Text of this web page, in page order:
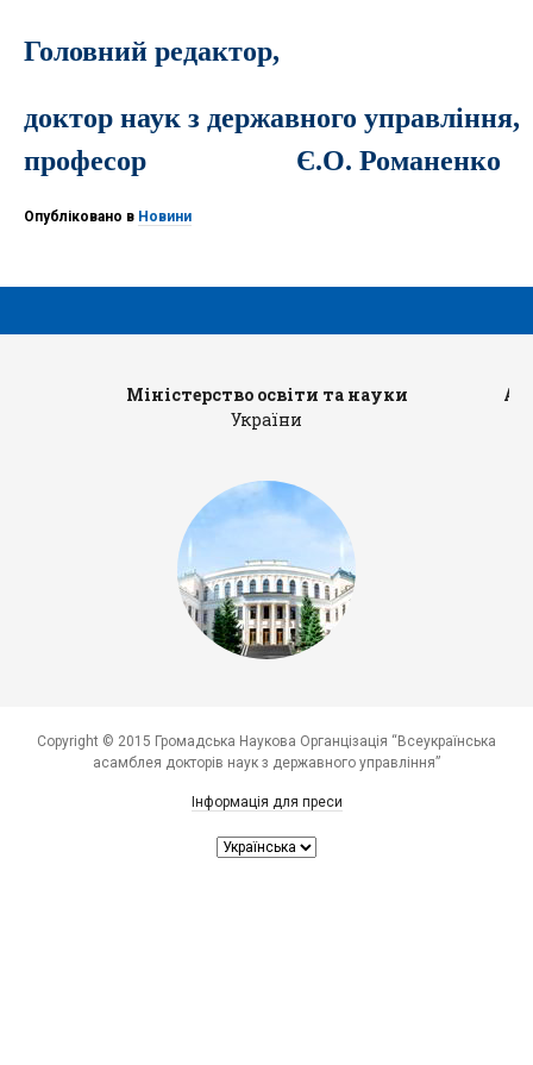
Головний редактор,
доктор наук з державного управлiння,
професор Є.О. Романенко
Опубліковано в Новини
Міністерство освіти та науки
України
Copyright © 2015 Громадська Наукова Органцізація “Всеукраїнська
асамблея докторів наук з державного управління”
Інформація для преси